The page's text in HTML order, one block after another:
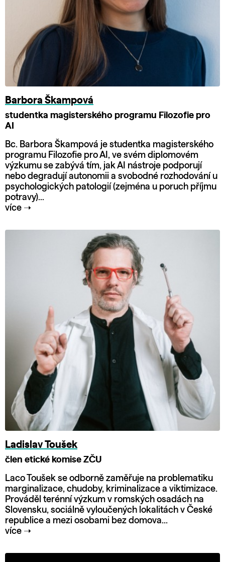
Barbora Škampová
studentka magisterského programu Filozofie pro
AI
Bc. Barbora Škampová je studentka magisterského
programu Filozofie pro AI, ve svém diplomovém
výzkumu se zabývá tím, jak AI nástroje podporují
nebo degradují autonomii a svobodné rozhodování u
psychologických patologií (zejména u poruch příjmu
potravy)...
více ➝
Ladislav Toušek
člen etické komise ZČU
Laco Toušek se odborně zaměřuje na problematiku
marginalizace, chudoby, kriminalizace a viktimizace.
Prováděl terénní výzkum v romských osadách na
Slovensku, sociálně vyloučených lokalitách v České
republice a mezi osobami bez domova...
více ➝